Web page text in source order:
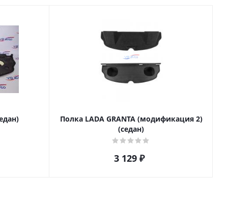
Полка LADA GRANTA (модификация 2)
(седан)
3 129 ₽